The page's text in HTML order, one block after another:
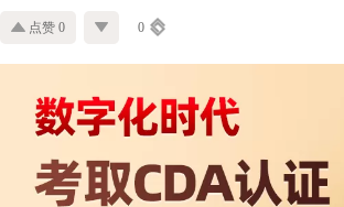
点赞 0 0